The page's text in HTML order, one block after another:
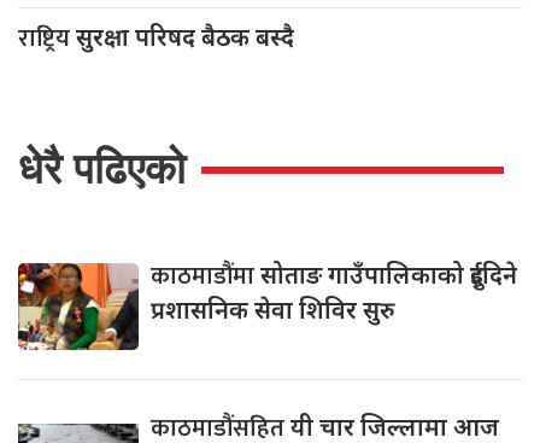
राष्ट्रियसुरक्षा परिषद बैठक बस्दै
धेरै पढिएको
काठमाडौंमासोताङ गाउँपालिकाको दुईदिने
प्रशासनिक सेवा शिविर सुरु
काठमाडौंसहितयी चार जिल्लामा आज